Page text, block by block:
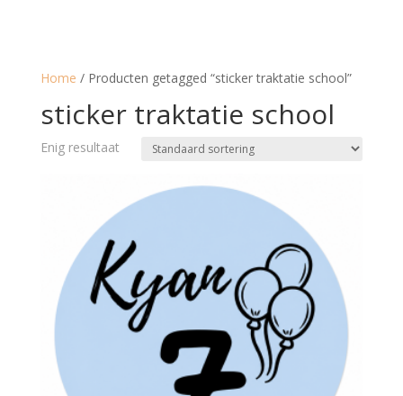
Home / Producten getagged “sticker traktatie school”
sticker traktatie school
Enig resultaat